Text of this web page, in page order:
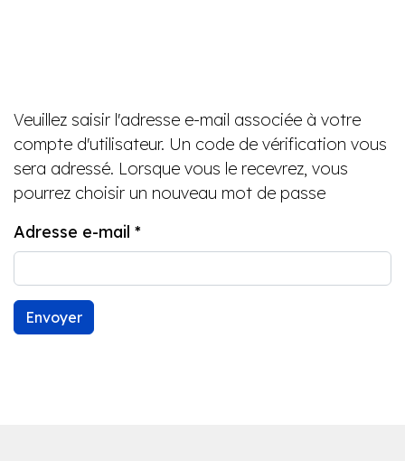
Veuillez saisir l'adresse e-mail associée à votre
compte d'utilisateur. Un code de vérification vous
sera adressé. Lorsque vous le recevrez, vous
pourrez choisir un nouveau mot de passe
Adresse e-mail *
Envoyer